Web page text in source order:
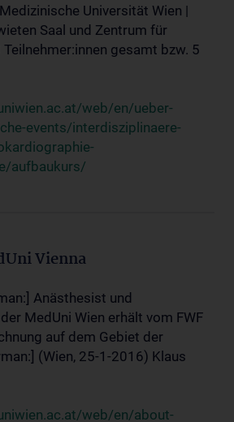
Universität Wien |
Saal und Zentrum für
gesamt bzw. 5
web/en/ueber-
events/interdisziplinaere-
aufbaukurs/
Vienna
Anästhesist und
MedUni Wien erhält vom FWF
auf dem Gebiet der
(Wien, 25-1-2016) Klaus
web/en/about-